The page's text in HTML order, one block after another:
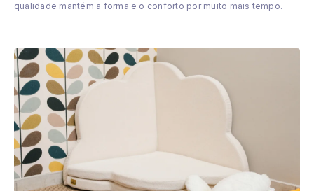
qualidade mantém a forma e o conforto por muito mais tempo.